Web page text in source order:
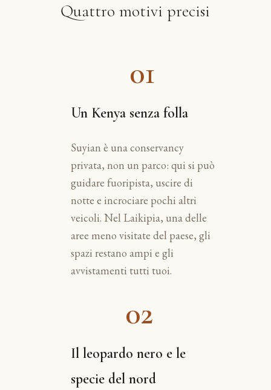
Quattro motivi precisi
01
Un Kenya senza folla
Suyian è una conservancy
privata, non un parco: qui si può
guidare fuoripista, uscire di
notte e incrociare pochi altri
veicoli. Nel Laikipia, una delle
aree meno visitate del paese, gli
spazi restano ampi e gli
avvistamenti tutti tuoi.
02
Il leopardo nero e le
specie del nord